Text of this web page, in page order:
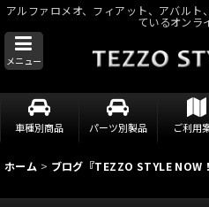
アルファロメオ、フィアット、アバル
ているオンラ
メニュー
車種別商品 パーツ別製品 ご利用
ホーム > ブログ『TEZZO STYLE NOW